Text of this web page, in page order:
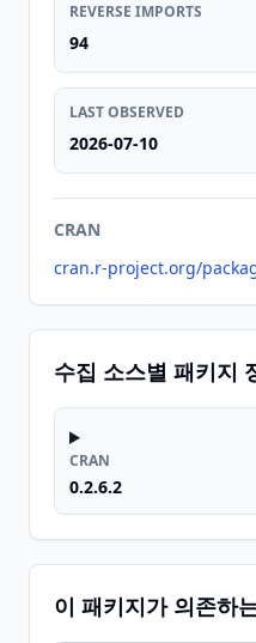
REVERSE IMPORTS
94
LAST OBSERVED
2026-07-10
CRAN
cran.r-project.org/
수집 소스별 패키지
CRAN
0.2.6.2
이 패키지가 의존하